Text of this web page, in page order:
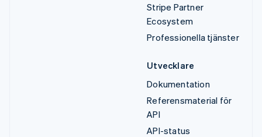
Stripe Partner
Ecosystem
Professionella tjänster
Utvecklare
Dokumentation
Referensmaterial för
API
API-status